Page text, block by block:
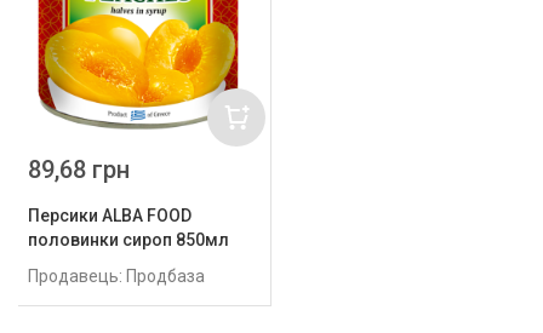
Персики ALBA FOOD
половинки сироп 850мл
Продавець: Продбаза
89,68 грн